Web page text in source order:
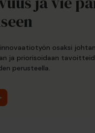
osaksi
ja priorisoidaan
perusteella.